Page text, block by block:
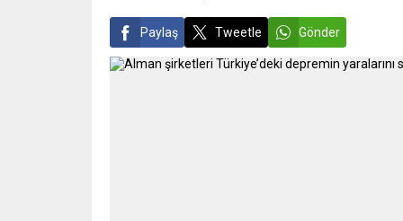
Paylaş Tweetle Gönder